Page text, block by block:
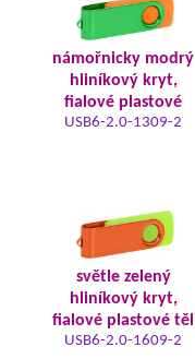
námořnicky modrý
hliníkový kryt,
fialové plastové
USB6-2.0-1309-2
světle zelený
hliníkový kryt,
fialové plastové těl
USB6-2.0-1609-2